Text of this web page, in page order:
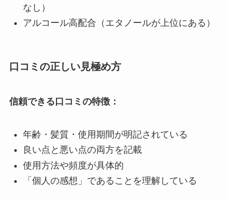
なし）
アルコール高配合（エタノールが上位にある）
口コミの正しい見極め方
信頼できる口コミの特徴：
年齢・髪質・使用期間が明記されている
良い点と悪い点の両方を記載
使用方法や頻度が具体的
「個人の感想」であることを理解している